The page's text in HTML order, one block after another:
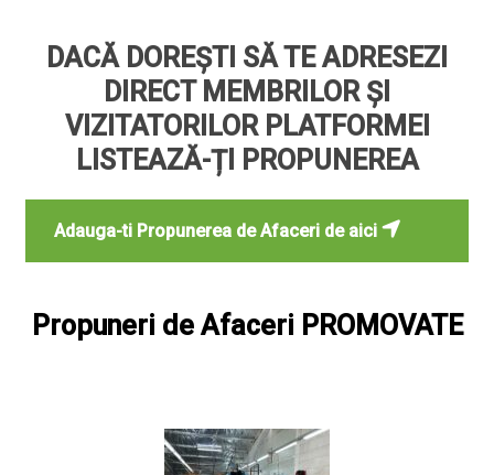
DACĂ DOREȘTI SĂ TE ADRESEZI
DIRECT MEMBRILOR ȘI
VIZITATORILOR PLATFORMEI
LISTEAZĂ-ȚI PROPUNEREA
Adauga-ti Propunerea de Afaceri de aici
Propuneri de Afaceri PROMOVATE